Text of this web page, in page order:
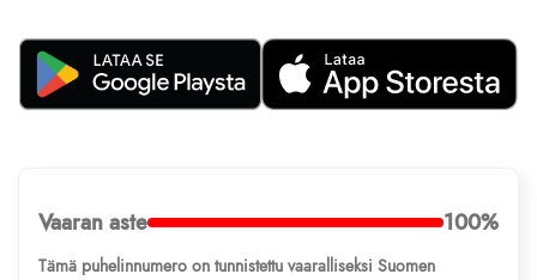
Vaaran aste 100%
Tämä puhelinnumero on tunnistettu vaaralliseksi Suomen